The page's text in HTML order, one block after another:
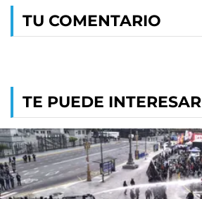
TU COMENTARIO
TE PUEDE INTERESAR